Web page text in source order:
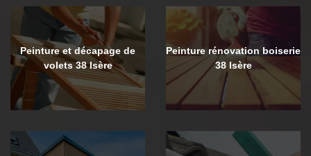
Peinture et décapage de
volets 38 Isère
Peinture rénovation boiserie
38 Isère